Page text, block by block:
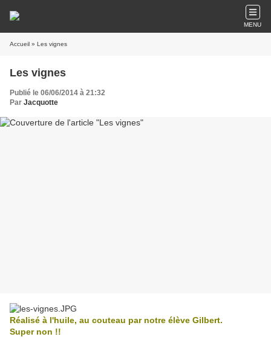
MENU
Accueil » Les vignes
Les vignes
Publié le 06/06/2014 à 21:32
Par Jacquotte
Réalisé à l'huile, au couteau par notre élève Gilbert.
Super non !!